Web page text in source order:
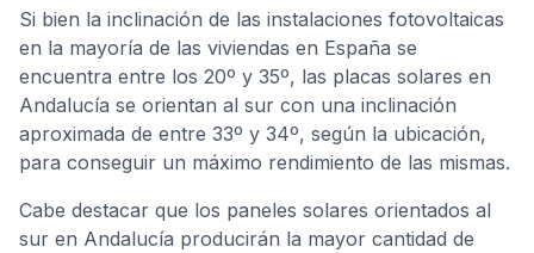
Si bien la inclinación de las instalaciones fotovoltaicas
en la mayoría de las viviendas en España se
encuentra entre los 20º y 35º, las placas solares en
Andalucía se orientan al sur con una inclinación
aproximada de entre 33º y 34º, según la ubicación,
para conseguir un máximo rendimiento de las mismas.
Cabe destacar que los paneles solares orientados al
sur en Andalucía producirán la mayor cantidad de